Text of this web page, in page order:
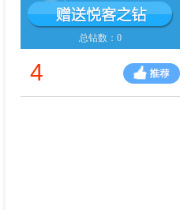
总钻数：0
4